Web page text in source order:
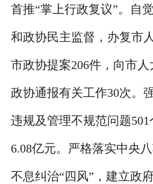
首推“掌上行政复议”。自
和政协民主监督，办复市
市政协提案206件，向市
政协通报有关工作30次。
违规及管理不规范问题
6.08亿元。严格落实中央
不息纠治“四风”，建立政